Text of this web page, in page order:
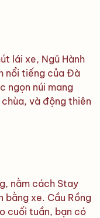
lái xe, Ngũ Hành
nổi tiếng của Đà
ngọn núi mang
và động thiên
nằm cách Stay
bằng xe. Cầu Rồng
cuối tuần, bạn có